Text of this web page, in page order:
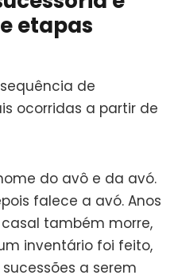
etapas
de
ocorridas a partir de
do avô e da avó.
falece a avó. Anos
também morre,
inventário foi feito,
a serem